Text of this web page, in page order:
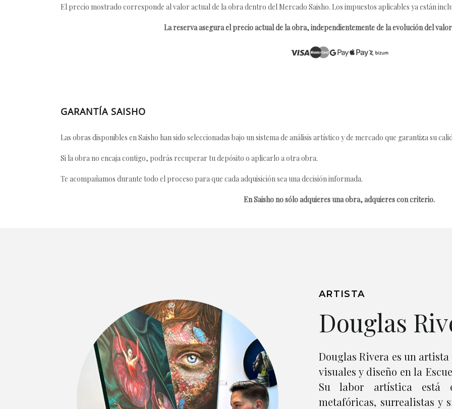
El precio mostrado corresponde al valor actual de la obra dentro del Mercado Saisho. Los impuestos aplicables ya están
La reserva asegura el precio actual de la obra, independientemente de la evolución del
GARANTÍA SAISHO
Las obras disponibles en Saisho han sido seleccionadas bajo un sistema de análisis artístico y de mercado que garantiza su
Si la obra no encaja contigo, podrás recuperar tu depósito o aplicarlo a otra obra.
Te acompañamos durante todo el proceso para que cada adquisición sea una decisión informada.
En Saisho no sólo adquieres una obra, adquieres con criterio.
ARTISTA
Douglas
Douglas Rivera es un
visuales y diseño en la
Su labor artística está
metafóricas, surrealistas y